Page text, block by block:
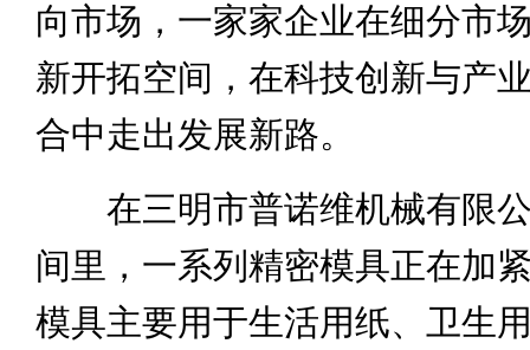
向市场，一家家企业在细分市
新开拓空间，在科技创新与产
合中走出发展新路。
在三明市普诺维机械有限
间里，一系列精密模具正在加
模具主要用于生活用纸、卫生